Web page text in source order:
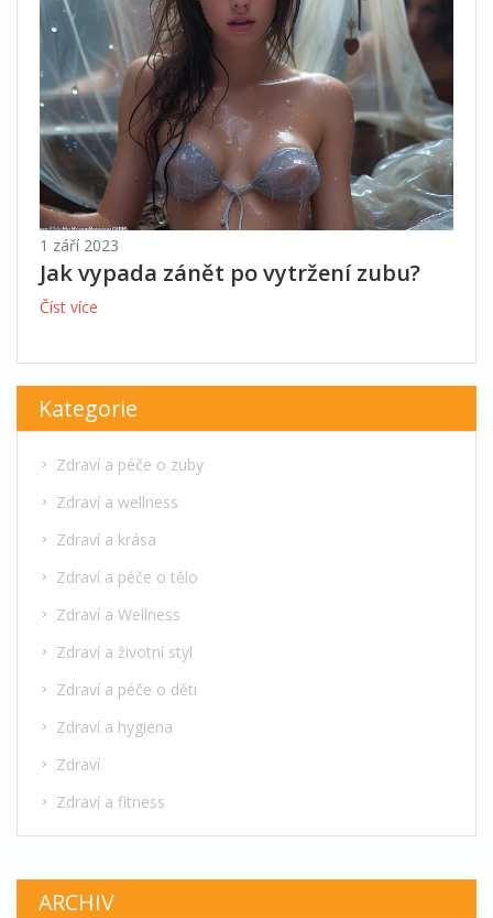
1 září 2023
Jak vypada zánět po vytržení zubu?
Číst více
Kategorie
Zdraví a péče o zuby
Zdraví a wellness
Zdraví a krása
Zdraví a péče o tělo
Zdraví a Wellness
Zdraví a životní styl
Zdraví a péče o děti
Zdraví a hygiena
Zdraví
Zdraví a fitness
ARCHIV